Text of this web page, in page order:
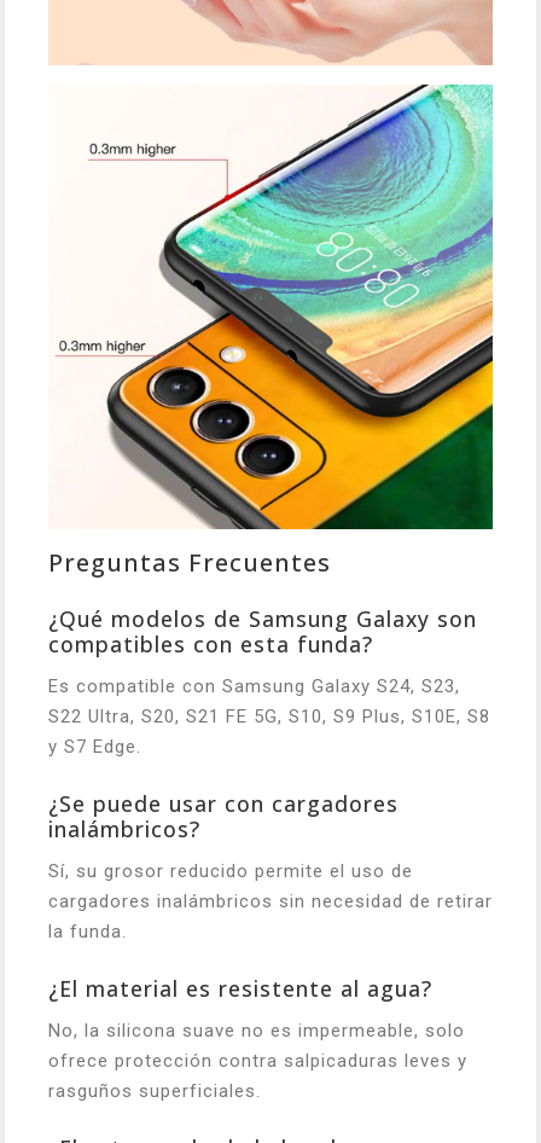
Preguntas Frecuentes
¿Qué modelos de Samsung Galaxy son
compatibles con esta funda?
Es compatible con Samsung Galaxy S24, S23,
S22 Ultra, S20, S21 FE 5G, S10, S9 Plus, S10E, S8
y S7 Edge.
¿Se puede usar con cargadores
inalámbricos?
Sí, su grosor reducido permite el uso de
cargadores inalámbricos sin necesidad de retirar
la funda.
¿El material es resistente al agua?
No, la silicona suave no es impermeable, solo
ofrece protección contra salpicaduras leves y
rasguños superficiales.